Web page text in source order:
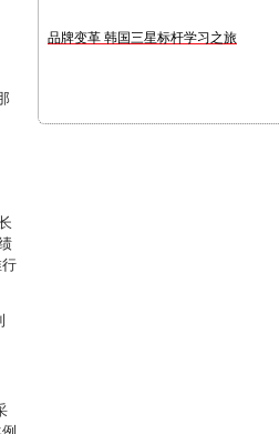
品牌变革 韩国三星标杆学习之旅